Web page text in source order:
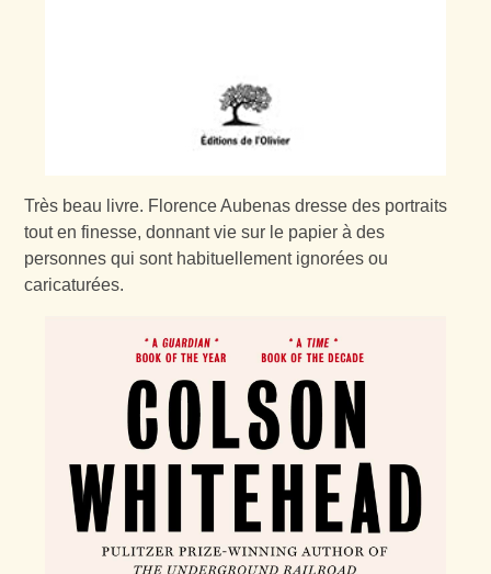
Très beau livre. Florence Aubenas dresse des portraits
tout en finesse, donnant vie sur le papier à des
personnes qui sont habituellement ignorées ou
caricaturées.